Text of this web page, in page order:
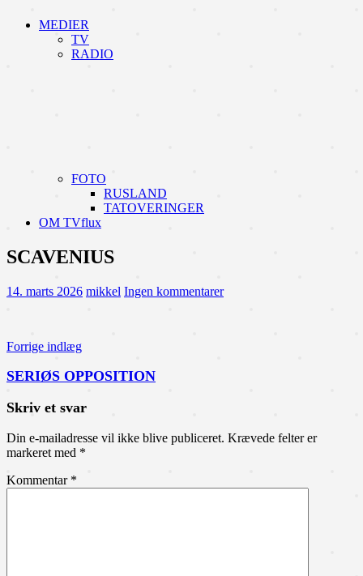
MEDIER
TV
RADIO
FOTO
RUSLAND
TATOVERINGER
OM TVflux
SCAVENIUS
14. marts 2026 mikkel Ingen kommentarer
Indlægsnavigation
Forrige indlæg
SERIØS OPPOSITION
Skriv et svar
Din e-mailadresse vil ikke blive publiceret. Krævede felter er
markeret med *
Kommentar *